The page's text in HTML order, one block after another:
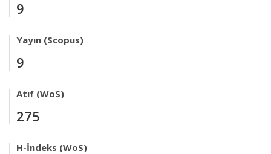
9
Yayın (Scopus)
9
Atıf (WoS)
275
H-İndeks (WoS)